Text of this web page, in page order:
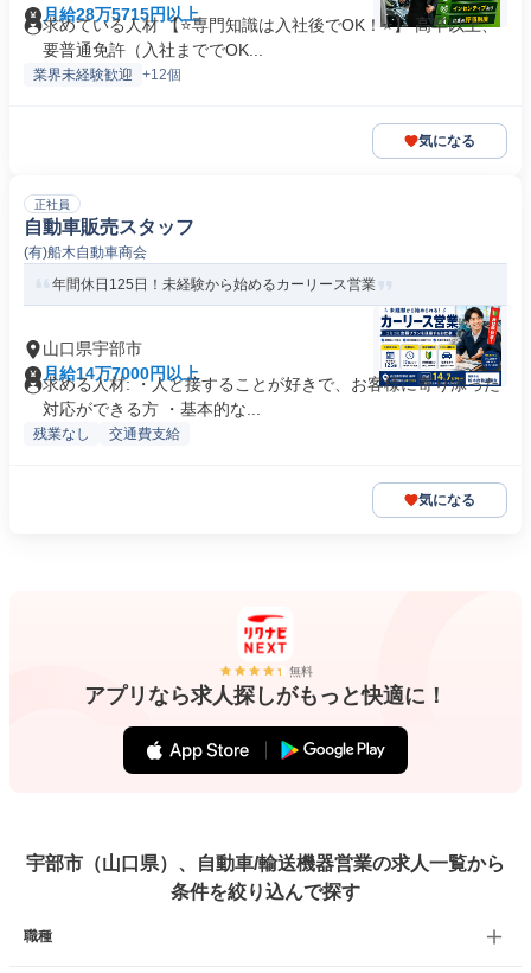
月給28万5715円以上
求めている人材 【⭐専門知識は入社後でOK！⭐】 高卒以上、
要普通免許（入社まででOK...
業界未経験歓迎 +12個
気になる
正社員
自動車販売スタッフ
(有)船木自動車商会
年間休日125日！未経験から始めるカーリース営業
山口県宇部市
月給14万7000円以上
求める人材: ・人と接することが好きで、お客様に寄り添った
対応ができる方 ・基本的な...
残業なし 交通費支給
気になる
無料
アプリなら求人探しがもっと快適に！
宇部市（山口県）、自動車/輸送機器営業の求人一覧から
条件を絞り込んで探す
職種